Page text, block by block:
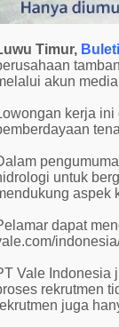
Timur,
akun
kerja ini
untuk
aspek
dapat
Vale Indonesia
rekrutmen
juga